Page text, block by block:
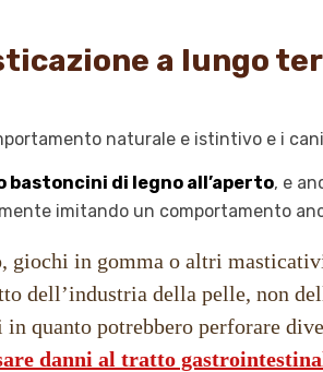
a lungo
naturale e istintivo e i
bastoncini di legno all’aperto, e
imitando un comportamento
giochi in gomma o altri
dell’industria della pelle, non
quanto potrebbero perforare
danni al tratto